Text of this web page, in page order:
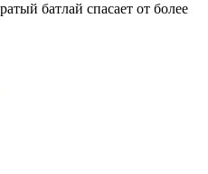
батлай спасает от более